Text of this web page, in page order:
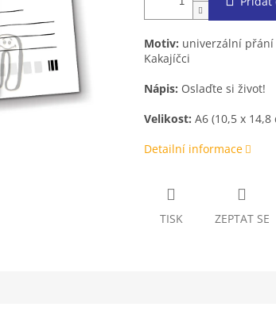
Motiv: univerzální přání
Kakajíčci
Nápis: Oslaďte si život!
Velikost: A6 (10,5 x 14,8
Detailní informace
TISK ZEPTAT SE